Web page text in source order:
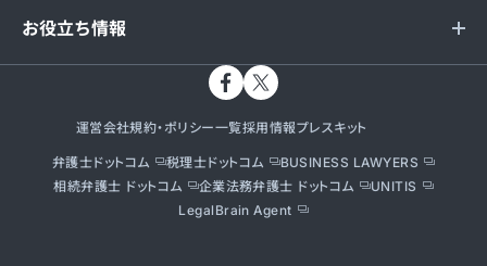
お役立ち情報
運営会社規約・ポリシー一覧採用情報プレスキット
弁護士ドットコム 税理士ドットコム
BUSINESS LAWYERS
相続弁護士 ドットコム
企業法務弁護士 ドットコム
UNITIS
LegalBrain Agent